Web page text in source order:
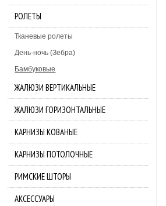
РОЛЕТЫ
Тканевые ролеты
День-ночь (Зебра)
Бамбуковые
ЖАЛЮЗИ ВЕРТИКАЛЬНЫЕ
ЖАЛЮЗИ ГОРИЗОНТАЛЬНЫЕ
КАРНИЗЫ КОВАНЫЕ
КАРНИЗЫ ПОТОЛОЧНЫЕ
РИМСКИЕ ШТОРЫ
АКСЕССУАРЫ